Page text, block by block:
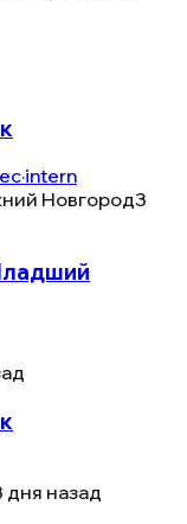
·intern
Новгород3
дня назад